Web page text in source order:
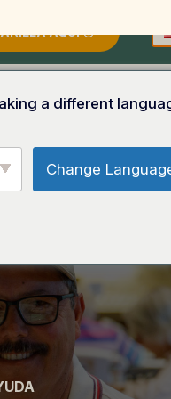
AQUÍ
a different